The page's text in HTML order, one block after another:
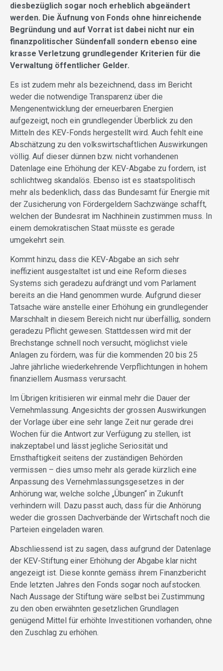
diesbezüglich sogar noch erheblich abgeändert
werden. Die Äufnung von Fonds ohne hinreichende
Begründung und auf Vorrat ist dabei nicht nur ein
finanzpolitischer Sündenfall sondern ebenso eine
krasse Verletzung grundlegender Kriterien für die
Verwaltung öffentlicher Gelder.
Es ist zudem mehr als bezeichnend, dass im Bericht
weder die notwendige Transparenz über die
Mengenentwicklung der erneuerbaren Energien
aufgezeigt, noch ein grundlegender Überblick zu den
Mitteln des KEV-Fonds hergestellt wird. Auch fehlt eine
Abschätzung zu den volkswirtschaftlichen Auswirkungen
völlig. Auf dieser dünnen bzw. nicht vorhandenen
Datenlage eine Erhöhung der KEV-Abgabe zu fordern, ist
schlichtweg skandalös. Ebenso ist es staatspolitisch
mehr als bedenklich, dass das Bundesamt für Energie mit
der Zusicherung von Fördergeldern Sachzwänge schafft,
welchen der Bundesrat im Nachhinein zustimmen muss. In
einem demokratischen Staat müsste es gerade
umgekehrt sein.
Kommt hinzu, dass die KEV-Abgabe an sich sehr
ineffizient ausgestaltet ist und eine Reform dieses
Systems sich geradezu aufdrängt und vom Parlament
bereits an die Hand genommen wurde. Aufgrund dieser
Tatsache wäre anstelle einer Erhöhung ein grundlegender
Marschhalt in diesem Bereich nicht nur überfällig, sondern
geradezu Pflicht gewesen. Stattdessen wird mit der
Brechstange schnell noch versucht, möglichst viele
Anlagen zu fördern, was für die kommenden 20 bis 25
Jahre jährliche wiederkehrende Verpflichtungen in hohem
finanziellem Ausmass verursacht.
Im Übrigen kritisieren wir einmal mehr die Dauer der
Vernehmlassung. Angesichts der grossen Auswirkungen
der Vorlage über eine sehr lange Zeit nur gerade drei
Wochen für die Antwort zur Verfügung zu stellen, ist
inakzeptabel und lässt jegliche Seriosität und
Ernsthaftigkeit seitens der zuständigen Behörden
vermissen – dies umso mehr als gerade kürzlich eine
Anpassung des Vernehmlassungsgesetzes in der
Anhörung war, welche solche „Übungen“ in Zukunft
verhindern will. Dazu passt auch, dass für die Anhörung
weder die grossen Dachverbände der Wirtschaft noch die
Parteien eingeladen waren.
Abschliessend ist zu sagen, dass aufgrund der Datenlage
der KEV-Stiftung einer Erhöhung der Abgabe klar nicht
angezeigt ist. Diese konnte gemäss ihrem Finanzbericht
Ende letzten Jahres den Fonds sogar noch aufstocken.
Nach Aussage der Stiftung wäre selbst bei Zustimmung
zu den oben erwähnten gesetzlichen Grundlagen
genügend Mittel für erhöhte Investitionen vorhanden, ohne
den Zuschlag zu erhöhen.